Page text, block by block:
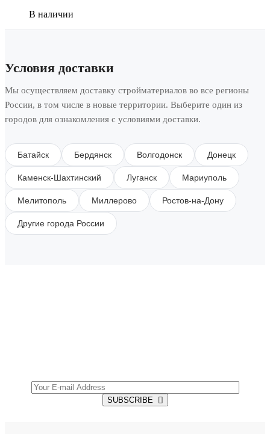
В наличии
Условия доставки
Мы осуществляем доставку стройматериалов во все регионы
России, в том числе в новые территории. Выберите один из
городов для ознакомления с условиями доставки.
Батайск Бердянск Волгодонск Донецк
Каменск-Шахтинский Луганск Мариуполь
Мелитополь Миллерово Ростов-на-Дону
Другие города России
SUBSCRIBE